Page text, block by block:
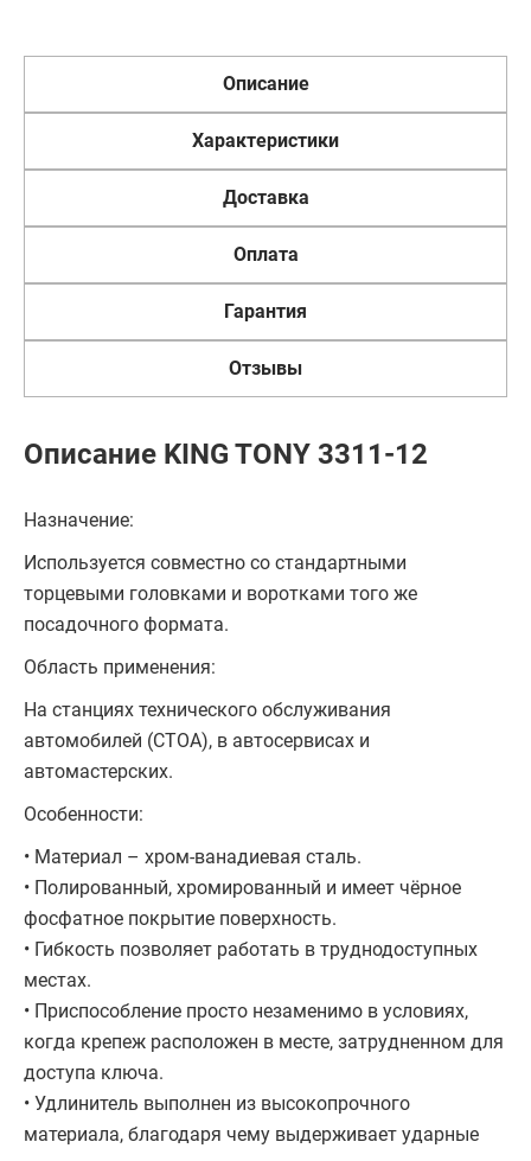
Описание
Характеристики
Доставка
Оплата
Гарантия
Отзывы
Описание KING TONY 3311-12
Назначение:
Используется совместно со стандартными
торцевыми головками и воротками того же
посадочного формата.
Область применения:
На станциях технического обслуживания
автомобилей (СТОА), в автосервисах и
автомастерских.
Особенности:
• Материал – хром-ванадиевая сталь.
• Полированный, хромированный и имеет чёрное
фосфатное покрытие поверхность.
• Гибкость позволяет работать в труднодоступных
местах.
• Приспособление просто незаменимо в условиях,
когда крепеж расположен в месте, затрудненном для
доступа ключа.
• Удлинитель выполнен из высокопрочного
материала, благодаря чему выдерживает ударные